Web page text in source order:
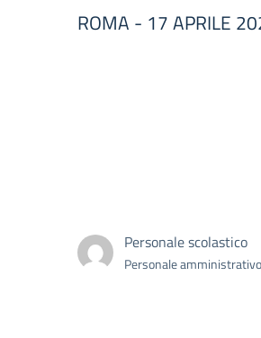
ROMA - 17 APRILE
Personale scolastico
Personale amministrativo